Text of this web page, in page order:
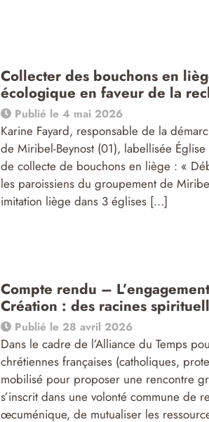
Collecter des bouchons en
écologique en faveur de la
Publié le 4 mai 2026
Karine Fayard, responsable de la
de Miribel-Beynost (01), labellisée
de collecte de bouchons en liège : «
les paroissiens du groupement de
imitation liège dans 3 églises […]
Compte rendu –
Création : des racines
Publié le 28 avril 2026
Dans le cadre de l’Alliance du Temps
chrétiennes françaises (catholiques,
mobilisé pour proposer une rencontre
s’inscrit dans une volonté commune de
œcuménique, de mutualiser les